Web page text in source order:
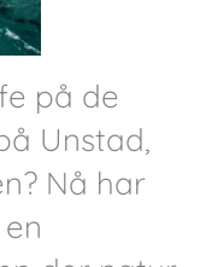
på de
Unstad,
Nå har